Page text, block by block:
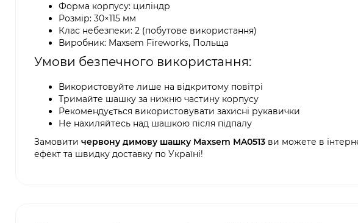
Форма корпусу: циліндр
Розмір: 30×115 мм
Клас небезпеки: 2 (побутове використання)
Виробник: Maxsem Fireworks, Польща
Умови безпечного використання:
Використовуйте лише на відкритому повітрі
Тримайте шашку за нижню частину корпусу
Рекомендується використовувати захисні рукавички
Не нахиляйтесь над шашкою після підпалу
Замовити червону димову шашку Maxsem MA0513 ви можете в
ефект та швидку доставку по Україні!